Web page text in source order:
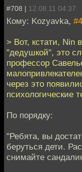
#708 | 12.08.11 04:37
Кому: Kozyavka,
> Вот, кстати, Nin
"дедушкой", это
профессор
через это
психологические
По порядку:
"Ребята, вы
беруться дети.
снимайте